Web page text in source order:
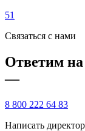
51
Связаться с нами
Ответим на
—
8 800 222 64 83
Написать